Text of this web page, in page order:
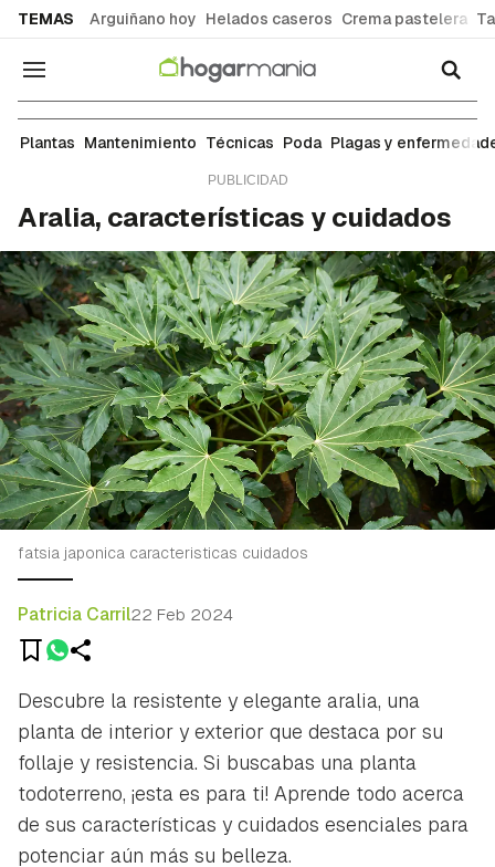
TEMAS Arguiñano hoy Helados caseros Crema pastelera
Navegación
Plantas
Plantas Mantenimiento Técnicas Poda Plagas y
Aralia, características y cuidados
fatsia japonica caracteristicas cuidados
Patricia Carril22 Feb 2024
Descubre la resistente y elegante aralia, una
planta de interior y exterior que destaca por su
follaje y resistencia. Si buscabas una planta
todoterreno, ¡esta es para ti! Aprende todo acerca
de sus características y cuidados esenciales para
potenciar aún más su belleza.